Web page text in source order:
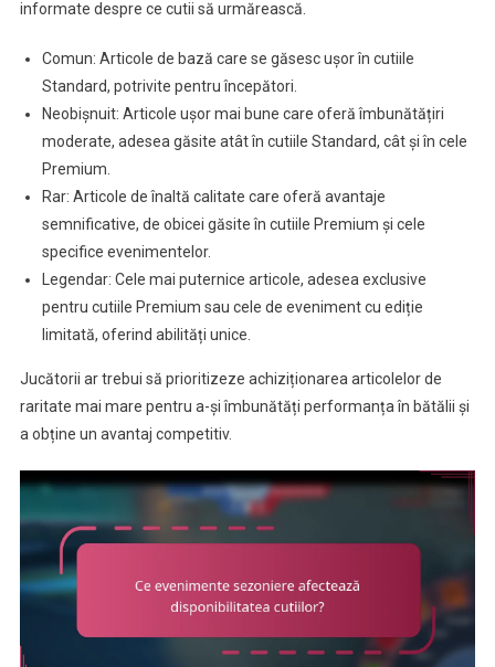
informate despre ce cutii să urmărească.
Comun: Articole de bază care se găsesc ușor în cutiile
Standard, potrivite pentru începători.
Neobișnuit: Articole ușor mai bune care oferă îmbunătățiri
moderate, adesea găsite atât în cutiile Standard, cât și în cele
Premium.
Rar: Articole de înaltă calitate care oferă avantaje
semnificative, de obicei găsite în cutiile Premium și cele
specifice evenimentelor.
Legendar: Cele mai puternice articole, adesea exclusive
pentru cutiile Premium sau cele de eveniment cu ediție
limitată, oferind abilități unice.
Jucătorii ar trebui să prioritizeze achiziționarea articolelor de
raritate mai mare pentru a-și îmbunătăți performanța în bătălii și
a obține un avantaj competitiv.